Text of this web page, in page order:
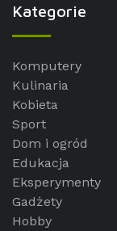
Kategorie
Komputery
Kulinaria
Kobieta
Sport
Dom i ogród
Edukacja
Eksperymenty
Gadżety
Hobby